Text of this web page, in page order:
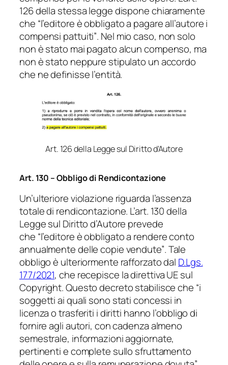
126 della stessa legge dispone chiaramente
che “l’editore è obbligato a pagare all’autore i
compensi pattuiti”. Nel mio caso, non solo
non è stato mai pagato alcun compenso, ma
non è stato neppure stipulato un accordo
che ne definisse l’entità.
Art. 126 della Legge sul Diritto d’Autore
Art. 130 – Obbligo di Rendicontazione
Un’ulteriore violazione riguarda l’assenza
totale di rendicontazione. L’art. 130 della
Legge sul Diritto d’Autore prevede
che “l’editore è obbligato a rendere conto
annualmente delle copie vendute”. Tale
obbligo è ulteriormente rafforzato dal D.Lgs.
177/2021, che recepisce la direttiva UE sul
Copyright. Questo decreto stabilisce che “i
soggetti ai quali sono stati concessi in
licenza o trasferiti i diritti hanno l’obbligo di
fornire agli autori, con cadenza almeno
semestrale, informazioni aggiornate,
pertinenti e complete sullo sfruttamento